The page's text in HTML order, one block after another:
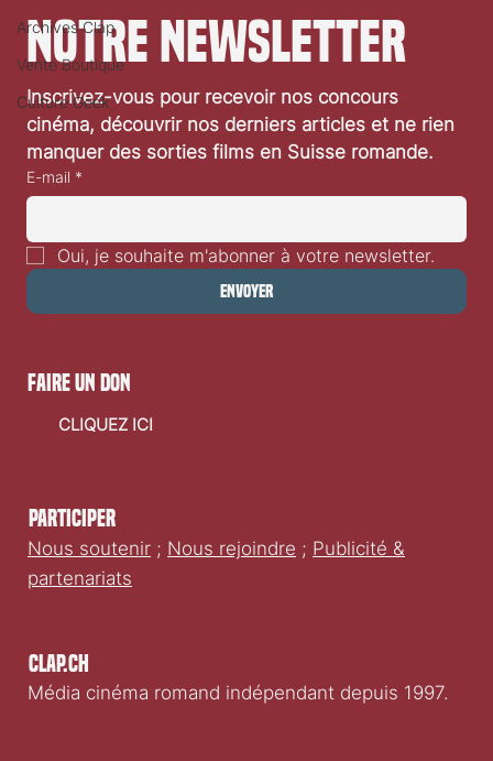
Archives Clap
Vente Boutique
Culture Geek
«La Bataille de Gaulle: L’Age de fer» d’Antonin
Baudry: critique vidéo
notre newsletter
Inscrivez-vous pour recevoir nos concours
cinéma, découvrir nos derniers articles et ne rien
manquer des sorties films en Suisse romande.
E-mail *
Oui, je souhaite m'abonner à votre newsletter.
Envoyer
Clap.ch
Média cinéma romand indépendant depuis 1997.
Participer
Nous soutenir ; Nous rejoindre ; Publicité &
partenariats
faire un don
CLIQUEZ ICI